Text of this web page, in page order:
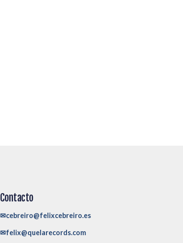
Contacto
✉cebreiro@felixcebreiro.es
✉felix@quelarecords.com